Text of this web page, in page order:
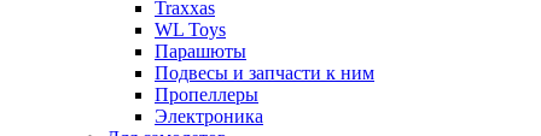
Traxxas
WL Toys
Парашюты
Подвесы и запчасти к ним
Пропеллеры
Электроника